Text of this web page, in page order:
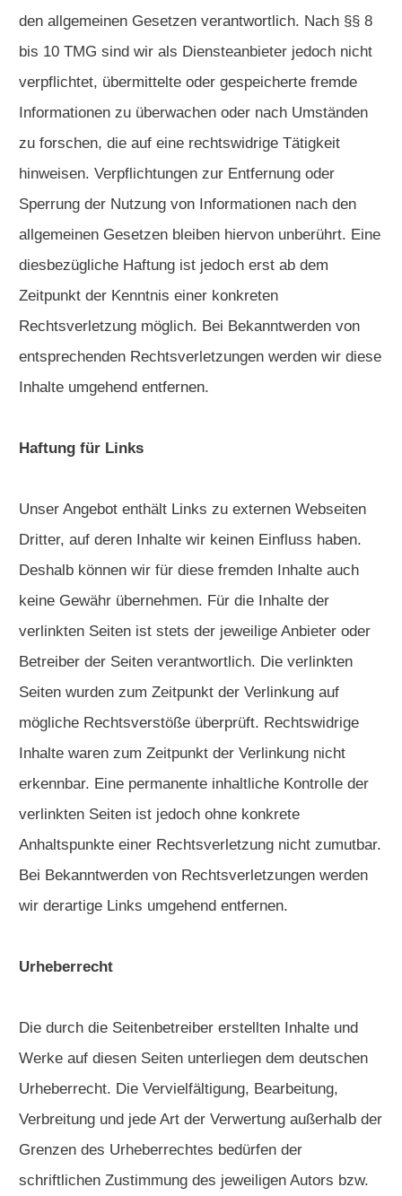
den allgemeinen Gesetzen verantwortlich. Nach §§ 8
bis 10 TMG sind wir als Diensteanbieter jedoch nicht
verpflichtet, übermittelte oder gespeicherte fremde
Informationen zu überwachen oder nach Umständen
zu forschen, die auf eine rechtswidrige Tätigkeit
hinweisen. Verpflichtungen zur Entfernung oder
Sperrung der Nutzung von Informationen nach den
allgemeinen Gesetzen bleiben hiervon unberührt. Eine
diesbezügliche Haftung ist jedoch erst ab dem
Zeitpunkt der Kenntnis einer konkreten
Rechtsverletzung möglich. Bei Bekanntwerden von
entsprechenden Rechtsverletzungen werden wir diese
Inhalte umgehend entfernen.
Haftung für Links
Unser Angebot enthält Links zu externen Webseiten
Dritter, auf deren Inhalte wir keinen Einfluss haben.
Deshalb können wir für diese fremden Inhalte auch
keine Gewähr übernehmen. Für die Inhalte der
verlinkten Seiten ist stets der jeweilige Anbieter oder
Betreiber der Seiten verantwortlich. Die verlinkten
Seiten wurden zum Zeitpunkt der Verlinkung auf
mögliche Rechtsverstöße überprüft. Rechtswidrige
Inhalte waren zum Zeitpunkt der Verlinkung nicht
erkennbar. Eine permanente inhaltliche Kontrolle der
verlinkten Seiten ist jedoch ohne konkrete
Anhaltspunkte einer Rechtsverletzung nicht zumutbar.
Bei Bekanntwerden von Rechtsverletzungen werden
wir derartige Links umgehend entfernen.
Urheberrecht
Die durch die Seitenbetreiber erstellten Inhalte und
Werke auf diesen Seiten unterliegen dem deutschen
Urheberrecht. Die Vervielfältigung, Bearbeitung,
Verbreitung und jede Art der Verwertung außerhalb der
Grenzen des Urheberrechtes bedürfen der
schriftlichen Zustimmung des jeweiligen Autors bzw.